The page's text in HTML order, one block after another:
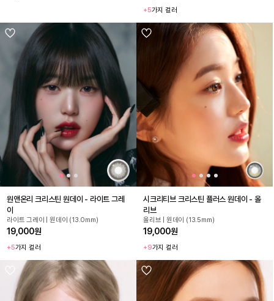
+5가지 컬러
원앤온리 크리스틴 원데이 - 라이트 그레
이
라이트 그레이 | 원데이 (13.0mm)
19,000원
+5가지 컬러
시크리티브 크리스틴 플러스 원데이 - 올
리브
올리브 | 원데이 (13.5mm)
19,000원
+9가지 컬러